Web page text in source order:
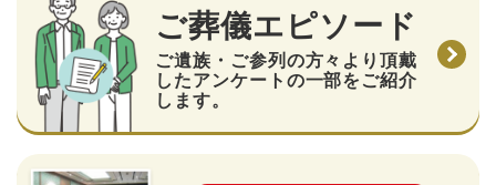
ご葬儀エピソード
ご遺族・ご参列の方々より頂戴
したアンケートの一部をご紹介
します。